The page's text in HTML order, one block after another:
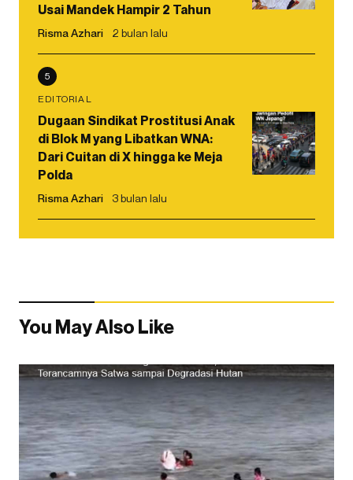
Usai Mandek Hampir 2 Tahun
Risma Azhari 2 bulan lalu
5
EDITORIAL
Dugaan Sindikat Prostitusi Anak
di Blok M yang Libatkan WNA:
Dari Cuitan di X hingga ke Meja
Polda
Risma Azhari 3 bulan lalu
You May Also Like